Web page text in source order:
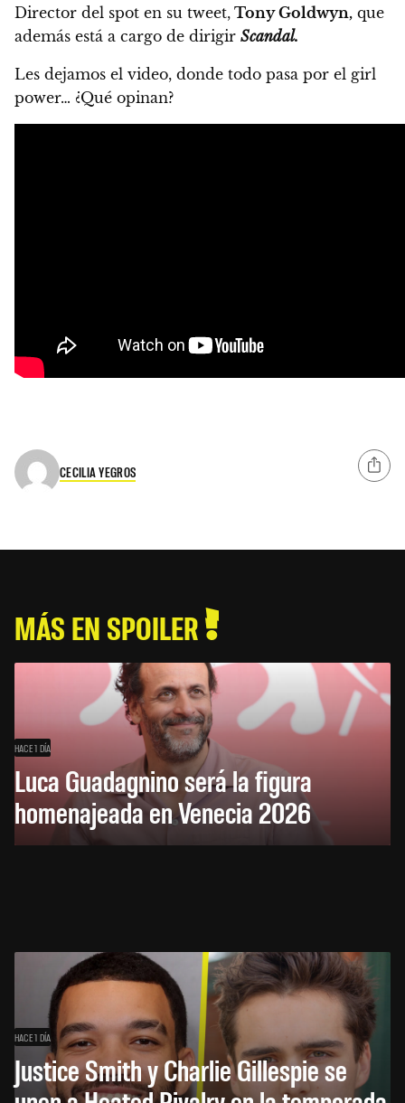
Director del spot en su tweet, Tony Goldwyn, que
además está a cargo de dirigir Scandal.
Les dejamos el video, donde todo pasa por el girl
power… ¿Qué opinan?
CECILIA YEGROS
MÁS EN SPOILER
HACE 1 DÍA
Luca Guadagnino será la figura
homenajeada en Venecia 2026
HACE 1 DÍA
Justice Smith y Charlie Gillespie se